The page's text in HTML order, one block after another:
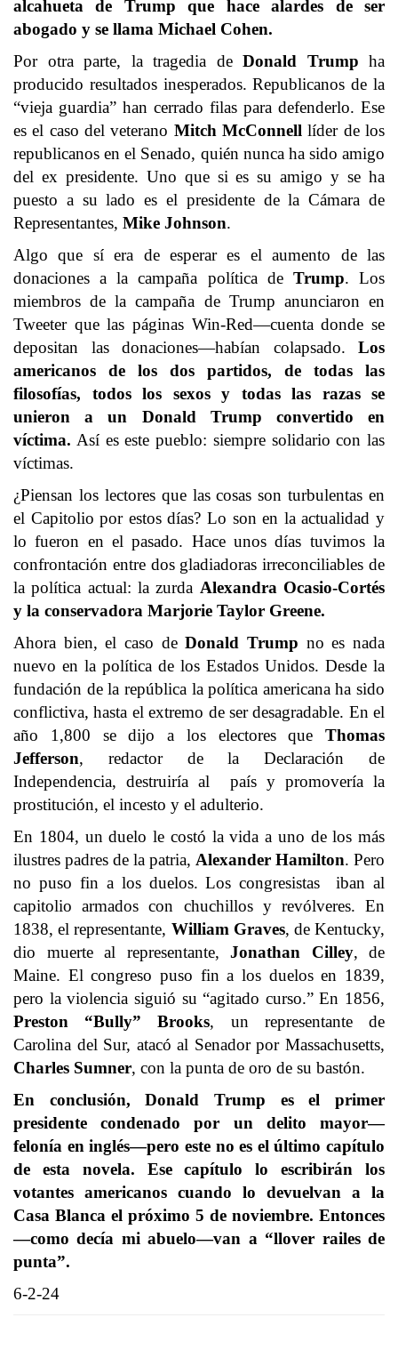
alcahueta de Trump que hace alardes de ser
abogado y se llama Michael Cohen.
Por otra parte, la tragedia de Donald Trump ha
producido resultados inesperados. Republicanos de la
“vieja guardia” han cerrado filas para defenderlo. Ese
es el caso del veterano Mitch McConnell líder de los
republicanos en el Senado, quién nunca ha sido amigo
del ex presidente. Uno que si es su amigo y se ha
puesto a su lado es el presidente de la Cámara de
Representantes, Mike Johnson.
Algo que sí era de esperar es el aumento de las
donaciones a la campaña política de Trump. Los
miembros de la campaña de Trump anunciaron en
Tweeter que las páginas Win-Red—cuenta donde se
depositan las donaciones—habían colapsado. Los
americanos de los dos partidos, de todas las
filosofías, todos los sexos y todas las razas se
unieron a un Donald Trump convertido en
víctima. Así es este pueblo: siempre solidario con las
víctimas.
¿Piensan los lectores que las cosas son turbulentas en
el Capitolio por estos días? Lo son en la actualidad y
lo fueron en el pasado. Hace unos días tuvimos la
confrontación entre dos gladiadoras irreconciliables de
la política actual: la zurda Alexandra Ocasio-Cortés
y la conservadora Marjorie Taylor Greene.
Ahora bien, el caso deDonald Trump no es nada
nuevo en la política de los Estados Unidos. Desde la
fundación de la república la política americana ha sido
conflictiva, hasta el extremo de ser desagradable. En el
año 1,800 se dijo a los electores que Thomas
Jefferson, redactor de la Declaración de
Independencia, destruiría al país y promovería la
prostitución, el incesto y el adulterio.
En 1804, un duelo le costó la vida a uno de los más
ilustres padres de la patria, Alexander Hamilton. Pero
no puso fin a los duelos. Los congresistas iban al
capitolio armados con chuchillos y revólveres. En
1838, el representante, William Graves, de Kentucky,
dio muerte al representante, Jonathan Cilley, de
Maine. El congreso puso fin a los duelos en 1839,
pero la violencia siguió su “agitado curso.” En 1856,
Preston “Bully” Brooks, un representante de
Carolina del Sur, atacó al Senador por Massachusetts,
Charles Sumner, con la punta de oro de su bastón.
En conclusión, Donald Trump es el primer
presidente condenado por un delito mayor—
felonía en inglés—pero este no es el último capítulo
de esta novela. Ese capítulo lo escribirán los
votantes americanos cuando lo devuelvan a la
Casa Blanca el próximo 5 de noviembre. Entonces
—como decía mi abuelo—van a “llover railes de
punta”.
6-2-24